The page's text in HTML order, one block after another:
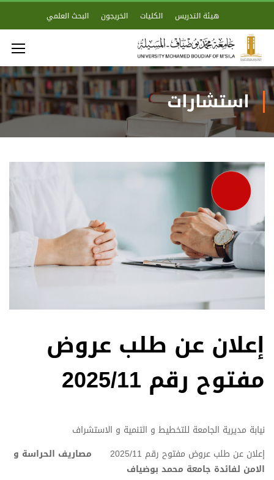
هيئة التدريس الكليات الخريجون البحث العلمي
استشارات
إعلان عن طلب عروض
مفتوح رقم 2025/11
نيابة مديرية الجامعة للتخطيط و التنمية و الاستشراف
إعلان عن طلب عروض مفتوح رقم 2025/11
مصاريف الحراسة و
الامن لفائدة جامعة محمد بوضياف